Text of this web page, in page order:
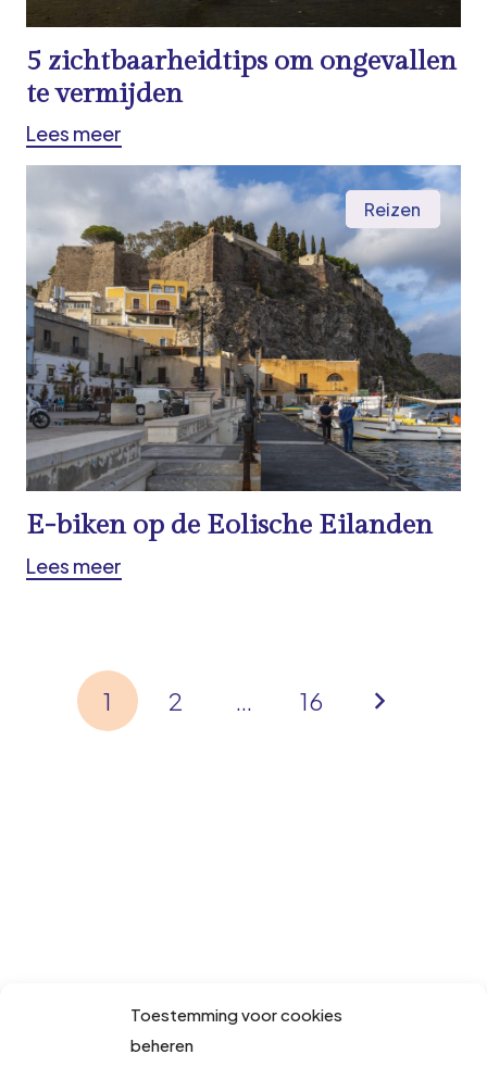
Toestemming voor cookies
beheren
5 zichtbaarheidtips om ongevallen
te vermijden
Lees meer
Reizen
E-biken op de Eolische Eilanden
Lees meer
1 2 … 16